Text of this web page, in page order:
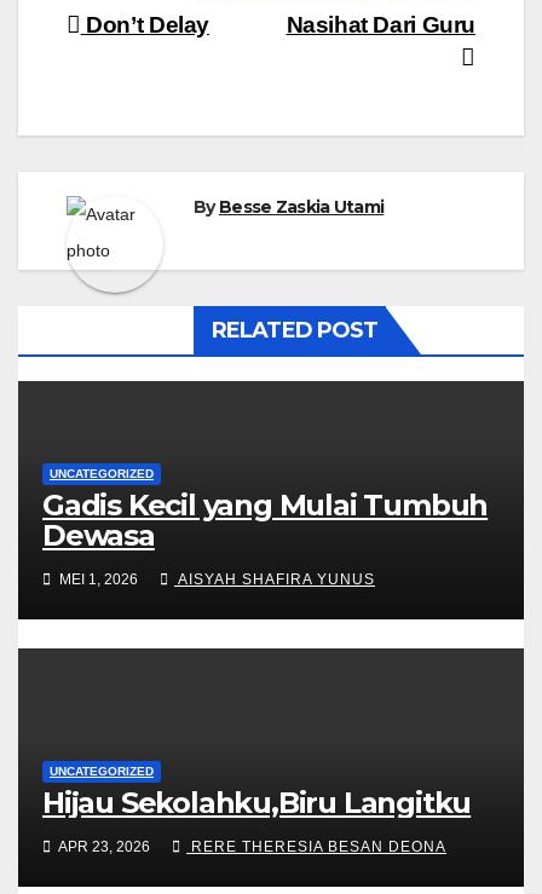
Navigasi
Nasihat Dari Guru
Don’t Delay
ByBesse Zaskia Utami
RELATED POST
UNCATEGORIZED
Gadis Kecil yang Mulai Tumbuh
Dewasa
MEI 1, 2026 AISYAH SHAFIRA YUNUS
UNCATEGORIZED
Hijau Sekolahku,Biru Langitku
APR 23, 2026 RERE THERESIA BESAN DEONA